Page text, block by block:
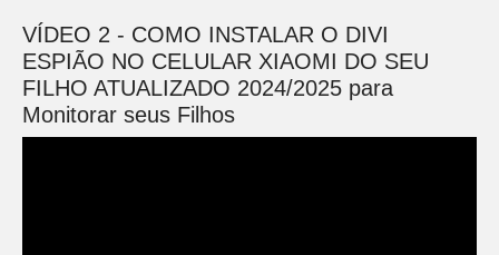
VÍDEO 2 - COMO INSTALAR O DIVI
ESPIÃO NO CELULAR XIAOMI DO SEU
FILHO ATUALIZADO 2024/2025 para
Monitorar seus Filhos